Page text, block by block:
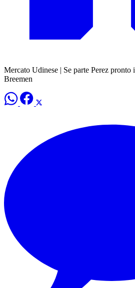
Mercato Udinese | Se parte Perez pronto
Breemen